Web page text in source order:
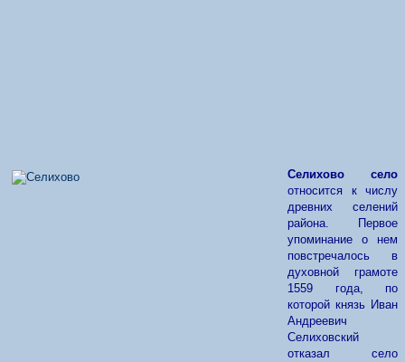
Селихово село
относится к числу
древних селений
района. Первое
упоминание о нем
повстречалось в
духовной грамоте
1559 года, по
которой князь Иван
Андреевич
Селиховский
отказал село